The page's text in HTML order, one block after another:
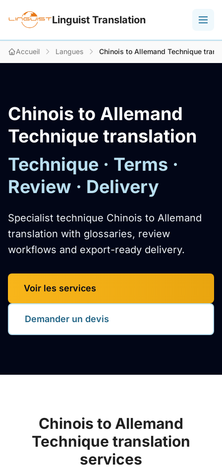
Linguist Translation
Accueil Langues Chinois to Allemand Technique
Chinois to Allemand
Technique translation
Technique · Terms ·
Review · Delivery
Specialist technique Chinois to Allemand
translation with glossaries, review
workflows and export-ready delivery.
Voir les services
Demander un devis
Chinois to Allemand
Technique translation
services